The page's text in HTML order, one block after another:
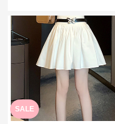
SALE